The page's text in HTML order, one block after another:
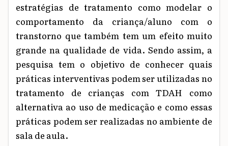
estratégias de tratamento como modelar o
comportamento da criança/aluno com o
transtorno que também tem um efeito muito
grande na qualidade de vida. Sendo assim, a
pesquisa tem o objetivo de conhecer quais
práticas interventivas podem ser utilizadas no
tratamento de crianças com TDAH como
alternativa ao uso de medicação e como essas
práticas podem ser realizadas no ambiente de
sala de aula.